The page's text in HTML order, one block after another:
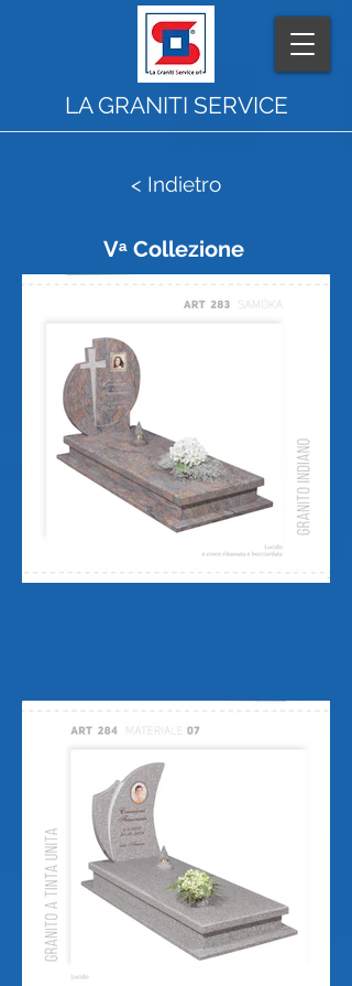
LA GRANITI SERVICE
< Indietro
Vᵃ Collezione